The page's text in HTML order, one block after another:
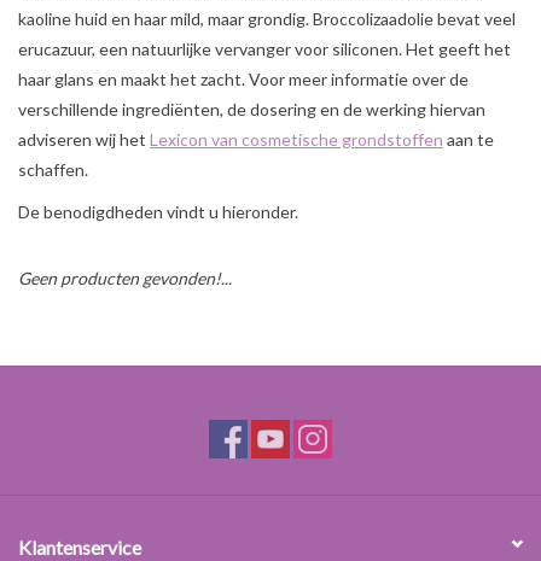
Cadeaubon
Zelf maken
kaoline huid en haar mild, maar grondig. Broccolizaadolie bevat veel
erucazuur, een natuurlijke vervanger voor siliconen. Het geeft het
haar glans en maakt het zacht. Voor meer informatie over de
verschillende ingrediënten, de dosering en de werking hiervan
adviseren wij het Lexicon van cosmetische grondstoffen aan te
schaffen.
De benodigdheden vindt u hieronder.
Geen producten gevonden!...
Klantenservice